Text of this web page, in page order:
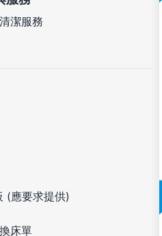
潔服務
(應要求提供)
床單